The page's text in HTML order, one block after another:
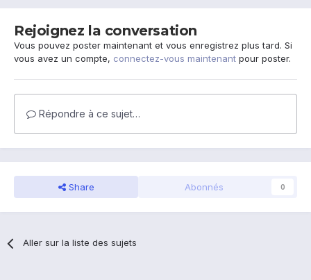
Rejoignez la conversation
Vous pouvez poster maintenant et vous enregistrez plus tard. Si
vous avez un compte, connectez-vous maintenant pour poster.
Répondre à ce sujet…
Share Abonnés 0
Aller sur la liste des sujets